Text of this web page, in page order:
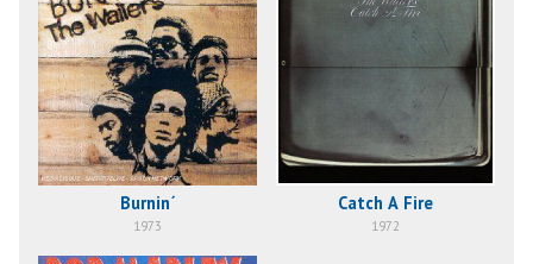
Burnin´
1973
Catch A Fire
1972